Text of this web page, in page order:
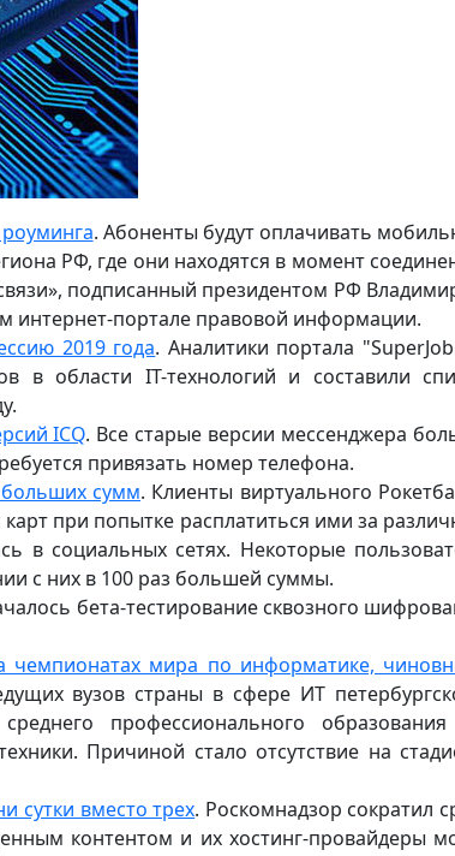
. Абоненты будут оплачивать
РФ, где они находятся в момент
подписанный президентом РФ
интернет-портале правовой информации.
2019 года. Аналитики портала
в области IT-технологий и составили
ICQ. Все старые версии мессенджера
привязать номер телефона.
сумм. Клиенты виртуального
при попытке расплатиться ими за
в социальных сетях. Некоторые
с них в 100 раз большей суммы.
бета-тестирование сквозного
чемпионатах мира по информатике,
вузов страны в сфере ИТ
профессионального
Причиной стало отсутствие на
сутки вместо трех. Роскомнадзор сократил
контентом и их хостинг-провайдеры